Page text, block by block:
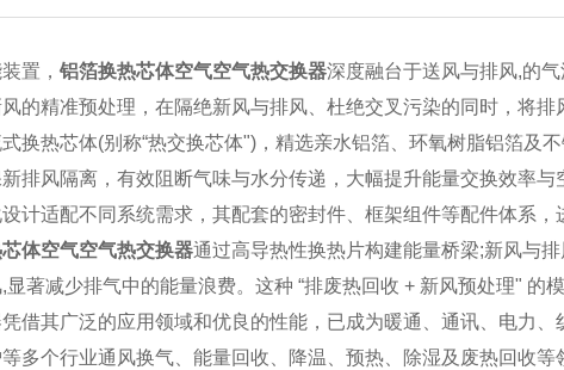
置， 铝箔换热芯体空气空气热交换器深度融台于送风与排风,的
的精准预处理，在隔绝新风与排风、杜绝交叉污染的同时，将
换热芯体(别称“热交换芯体")，精选亲水铝箔、环氧树脂铝箔及
排风隔离，有效阻断气味与水分传递，大幅提升能量交换效率
计适配不同系统需求，其配套的密封件、框架组件等配件体系
体空气空气热交换器通过高导热性换热片构建能量桥梁;新风与
著减少排气中的能量浪费。这种 “排废热回收 + 新风预处理" 的
借其广泛的应用领域和优良的性能，已成为暖通、通讯、电力
多个行业通风换气、能量回收、降温、预热、除湿及废热回收